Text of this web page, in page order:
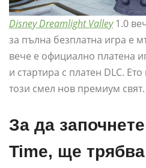
Disney Dreamlight Valley 1.0
за пълна безплатна игра е
вече е официално платена
и стартира с платен DLC.
този смел нов премиум свят.
За да
Time, ще